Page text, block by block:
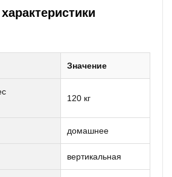
Значение
120 кг
домашнее
вертикальная